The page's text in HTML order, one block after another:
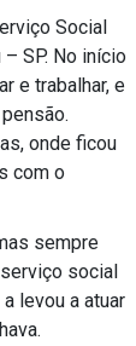
Social
SP. No início
e trabalhar, e
onde ficou
com o
sempre
social
levou a atuar